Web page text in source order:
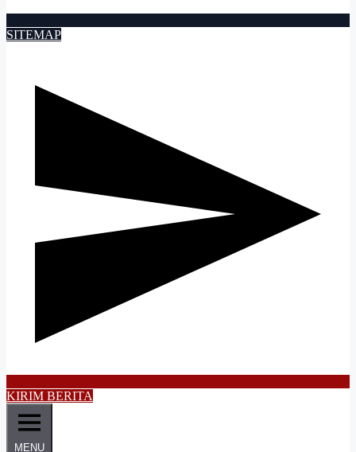
SITEMAP
KIRIM BERITA
MENU